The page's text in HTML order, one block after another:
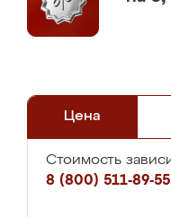
Цена
Стоимость
8 (800) 511-89-55